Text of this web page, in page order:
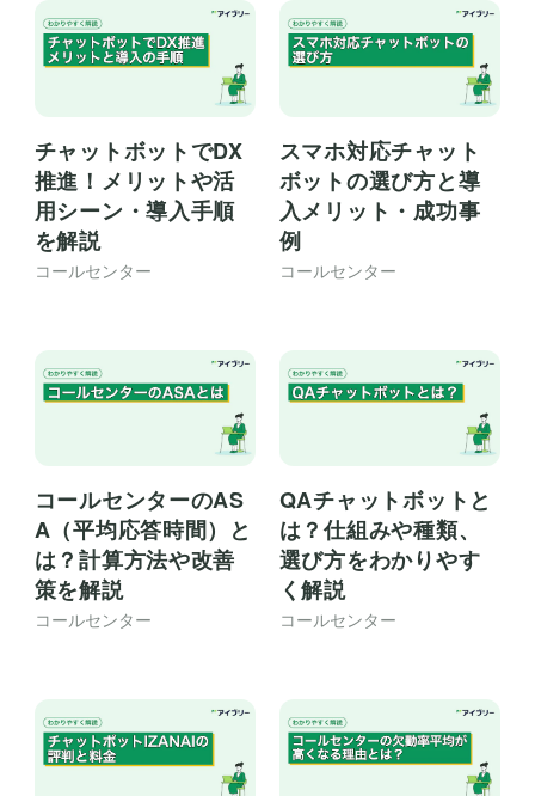
チャットボットでDX
推進！メリットや活
用シーン・導入手順
を解説
コールセンター
スマホ対応チャット
ボットの選び方と導
入メリット・成功事
例
コールセンター
コールセンターのAS
A（平均応答時間）と
は？計算方法や改善
策を解説
コールセンター
QAチャットボットと
は？仕組みや種類、
選び方をわかりやす
く解説
コールセンター